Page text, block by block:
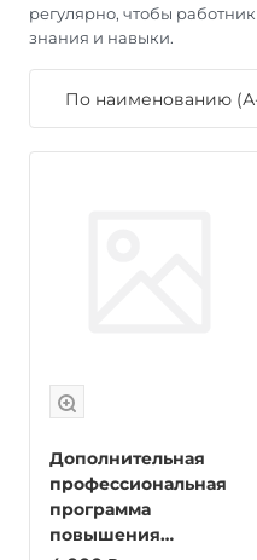
регулярно, чтобы
знания и навыки.
По наименованию
Дополнительная
профессиональная
программа
повышения